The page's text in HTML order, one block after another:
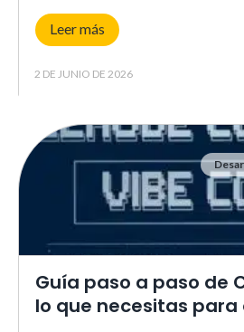
Leer más
2 DE JUNIO DE 2026
Guía paso a paso de
lo que necesitas para